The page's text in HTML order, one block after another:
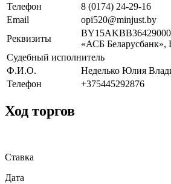
Телефон
8 (0174) 24-29-16
Email
opi520@minjust.by
Реквизиты
«АСБ
Судебный исполнитель
Ф.И.О.
Неделько Юлия
Телефон
+375445292876
Ход торгов
Ставка
Дата